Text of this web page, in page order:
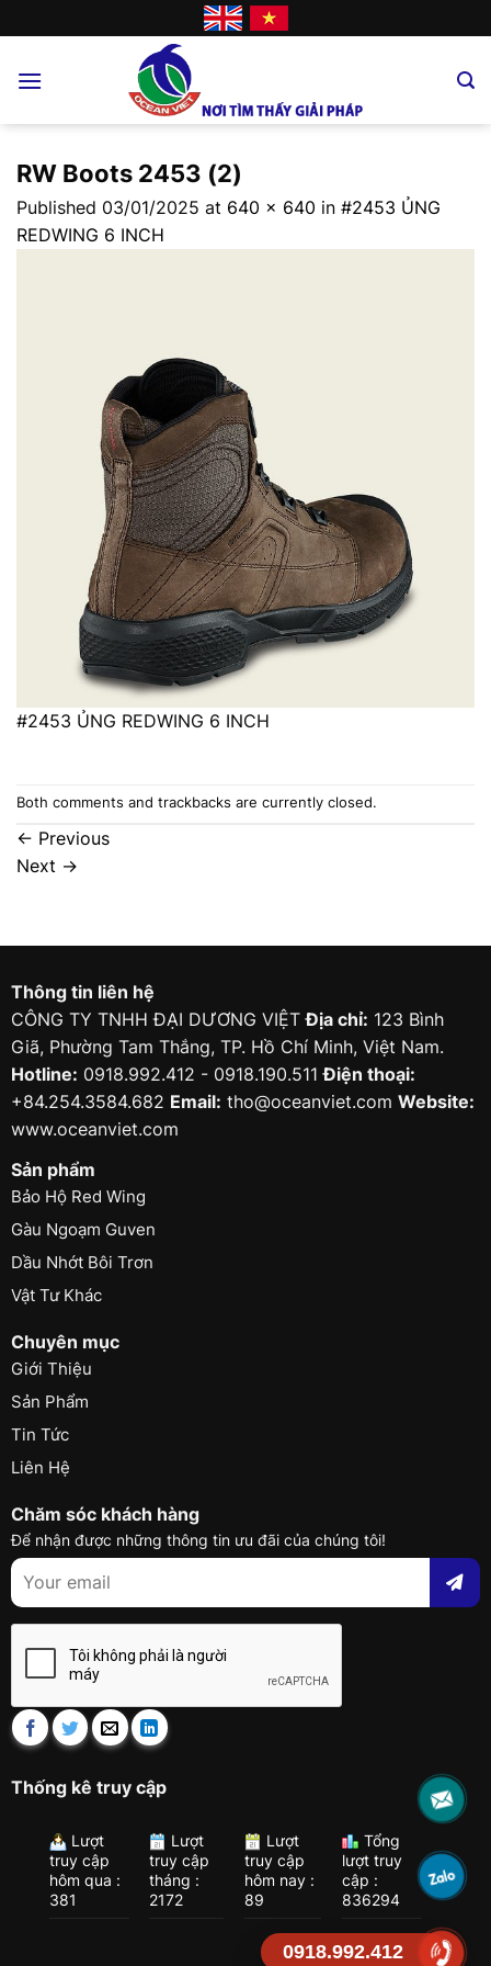
to
RW Boots 2453 (2)
Published 03/01/2025 at 640 × 640 in #2453 ỦNG
REDWING 6 INCH
#2453 ỦNG REDWING 6 INCH
Both comments and trackbacks are currently closed.
← Previous
Next →
Thông tin liên hệ
CÔNG TY TNHH ĐẠI DƯƠNG VIỆTĐịa chỉ: 123 Bình
Giã, Phường Tam Thắng, TP. Hồ Chí Minh, Việt Nam.
Hotline: 0918.992.412 - 0918.190.511Điện thoại:
+84.254.3584.682 Email: tho@oceanviet.com Website:
www.oceanviet.com
Sản phẩm
Bảo Hộ Red Wing
Gàu Ngoạm Guven
Dầu Nhớt Bôi Trơn
Vật Tư Khác
Chuyên mục
Giới Thiệu
Sản Phẩm
Tin Tức
Liên Hệ
Chăm sóc khách hàng
Để nhận được những thông tin ưu đãi của chúng tôi!
Thống kê truy cập
Lượt
truy cập
hôm qua :
381
Lượt
truy cập
tháng :
2172
Lượt
truy cập
hôm nay :
89
Tổng
lượt truy
cập :
836294
0918.992.412